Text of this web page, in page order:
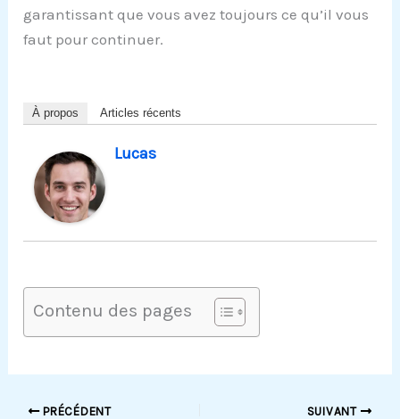
garantissant que vous avez toujours ce qu’il vous
faut pour continuer.
À propos Articles récents
Lucas
Contenu des pages
PRÉCÉDENT SUIVANT